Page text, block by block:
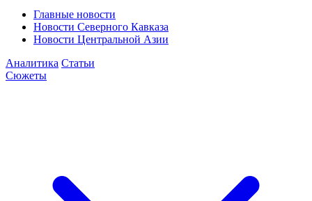
Главные новости
Новости Северного Кавказа
Новости Центральной Азии
Аналитика Статьи
Сюжеты